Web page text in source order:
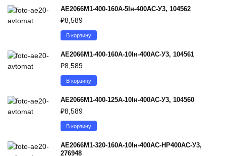
АЕ2066М1-400-160А-5Iн-400AC-У3, 104562
₽8,589
В корзину
АЕ2066М1-400-160А-10Iн-400AC-У3, 104561
₽8,589
В корзину
АЕ2066М1-400-125А-10Iн-400AC-У3, 104560
₽8,589
В корзину
АЕ2066М1-320-160А-10Iн-400AC-НР400AC-У3,
276948